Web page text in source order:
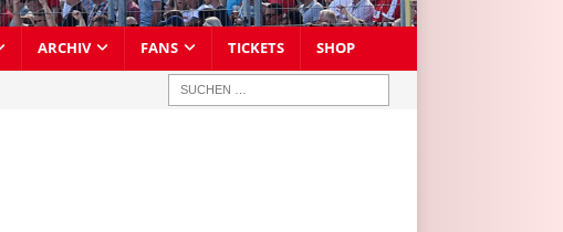
ARCHIV FANS TICKETS SHOP